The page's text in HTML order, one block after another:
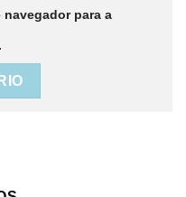
para a